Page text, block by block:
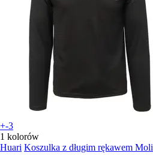
+-3
1 kolorów
Huari Koszulka z długim rękawem Moli